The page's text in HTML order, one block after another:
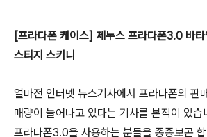
[프라다폰 케이스] 제누스 프라다폰3.0 바타
스티지 스키니
얼마전 인터넷 뉴스기사에서 프라다폰의 판
매량이 늘어나고 있다는 기사를 본적이 있습
프라다폰3.0을 사용하는 분들을 종종보곤